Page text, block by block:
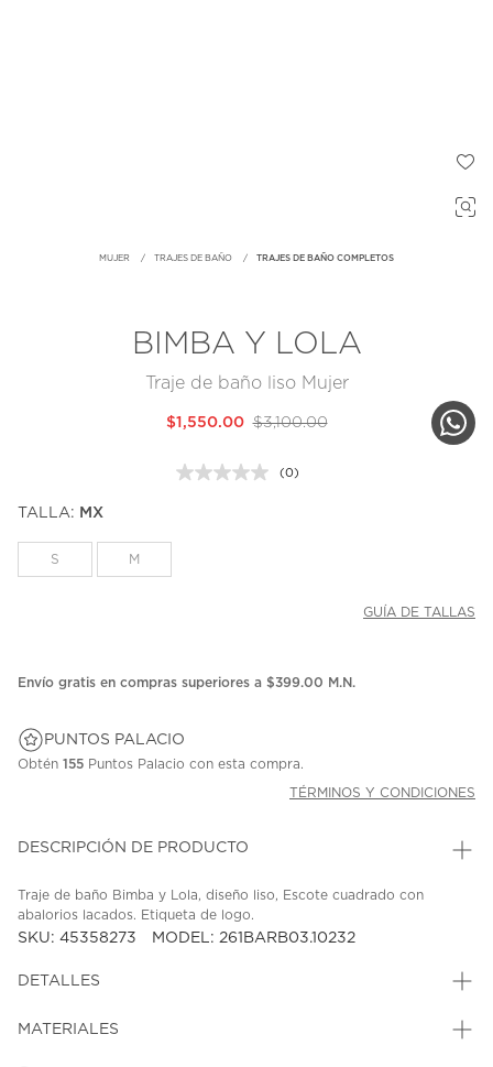
MUJER TRAJES DE BAÑO TRAJES DE BAÑO COMPLETOS
BIMBA Y LOLA
Traje de baño liso Mujer
$3,100.00
$1,550.00
Sin
(0)
TALLA: MX
S M
GUÍA DE TALLAS
Envío gratis en compras superiores a $399.00 M.N.
PUNTOS PALACIO
Obtén 155 Puntos Palacio con esta compra.
TÉRMINOS Y CONDICIONES
DESCRIPCIÓN DE PRODUCTO
Traje de baño Bimba y Lola, diseño liso, Escote cuadrado con
abalorios lacados. Etiqueta de logo.
SKU: 45358273 MODEL: 261BARB03.10232
DETALLES
MATERIALES